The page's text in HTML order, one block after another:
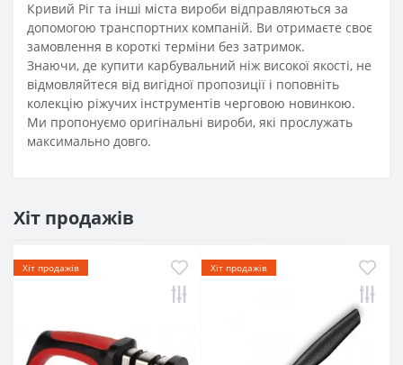
Кривий Ріг та інші міста вироби відправляються за
допомогою транспортних компаній. Ви отримаєте своє
замовлення в короткі терміни без затримок.
Знаючи, де купити карбувальний ніж високої якості, не
відмовляйтеся від вигідної пропозиції і поповніть
колекцію ріжучих інструментів черговою новинкою.
Ми пропонуємо оригінальні вироби, які прослужать
максимально довго.
Хіт продажів
Хіт продажів Хіт продажів